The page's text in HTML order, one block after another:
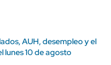
AUH, desempleo y el
lunes 10 de agosto